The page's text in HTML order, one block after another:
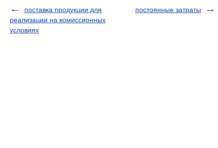
поставка продукции для
реализации на комиссионных
условиях
постоянные затраты